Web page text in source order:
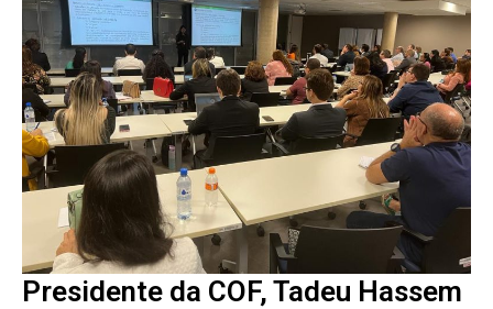
Presidente da COF, Tadeu Hassem